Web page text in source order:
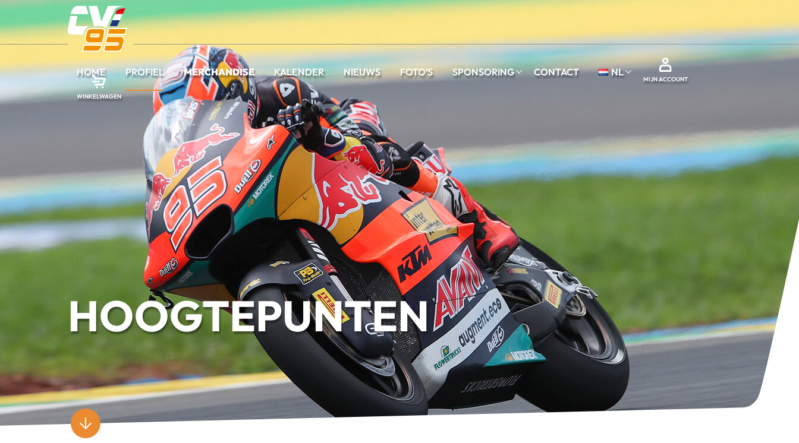
HOME PROFIEL MERCHANDISE KALENDER NIEUWS FOTO’S SPONSORING CONTACT NL
MIJN ACCOUNT
WINKELWAGEN
HOOGTEPUNTEN